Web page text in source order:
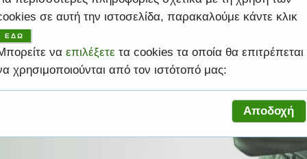
σας ανάγκη.
υπηρεσίες ώστε να σας βοηθήσει να
σας ανάγκη.
σε αυτή την ιστοσελίδα, παρακαλούμε κάντε κλικ
ΕΔΩ
να επιλέξετε τα cookies τα οποία θα επιτρέπεται
χρησιμοποιούνται από τον ιστότοπό μας:
Αποδοχή